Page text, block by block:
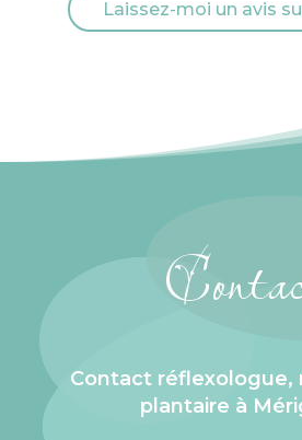
Laissez-moi un avis
Contact réflexologue,
plantaire à